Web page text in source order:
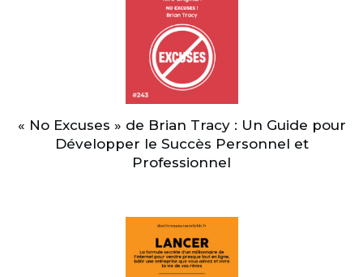
« No Excuses » de Brian Tracy : Un Guide pour
Développer le Succès Personnel et
Professionnel